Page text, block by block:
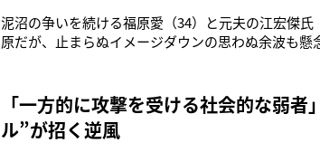
泥沼の争いを続ける福原愛（34）と元夫の江宏傑
原だが、止まらぬイメージダウンの思わぬ余波も
氏が開いた緊急記者会見によると、昨年7月、福
が終わるまで」と約束して
「一方的に攻撃を受ける社会的な弱
ル”が招く逆風